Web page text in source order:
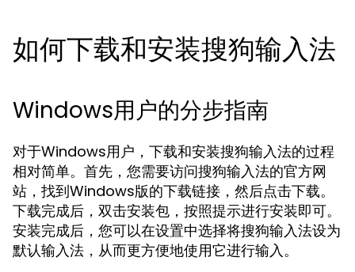
如何下载和安装搜狗输入法
Windows用户的分步指南
对于Windows用户，下载和安装搜狗输入法的过程
相对简单。首先，您需要访问搜狗输入法的官方网
站，找到Windows版的下载链接，然后点击下载。
下载完成后，双击安装包，按照提示进行安装即可。
安装完成后，您可以在设置中选择将搜狗输入法设为
默认输入法，从而更方便地使用它进行输入。